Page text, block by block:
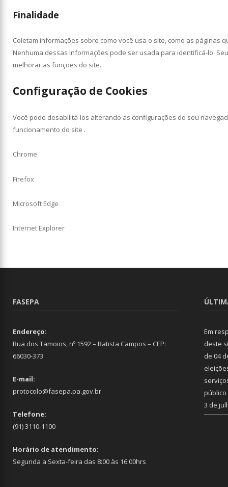
Finalidade
Coletam informações sobre como você usa o site, como as páginas
Nenhuma dessas informações pode ser usada para identificá-lo.
melhorar as funções do site.
Configuração de Cookies
Você pode desabilitá-los alterando as configurações do seu
funcionamento do site .
Chrome
Firefox
Microsoft Edge
Internet Explorer
FASEPA
Endereço:
Rua dos Tamoios, nº 1592 – Batista Campos – CEP:
66030-373
E-mail:
protocolo@fasepa.pa.gov.br
Telefone:
(91) 3110-1100
Horário de atendimento:
Segunda a Sexta-feira das 8:00 às 16:00hrs
Em
deste
de 04
público
3 de